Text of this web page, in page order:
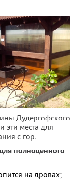
Дудергофского
эти места для
с гор.
полноценного
на дровах;